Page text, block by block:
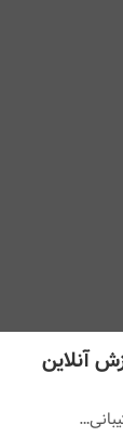
آنلاین